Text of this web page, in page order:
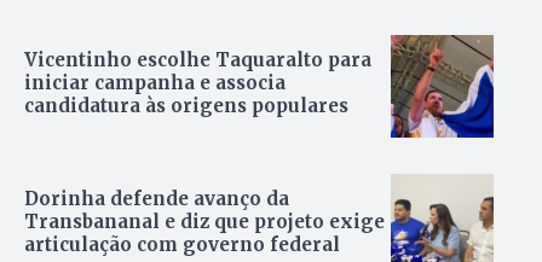
Vicentinho escolhe Taquaralto para
iniciar campanha e associa
candidatura às origens populares
Dorinha defende avanço da
Transbananal e diz que projeto exige
articulação com governo federal